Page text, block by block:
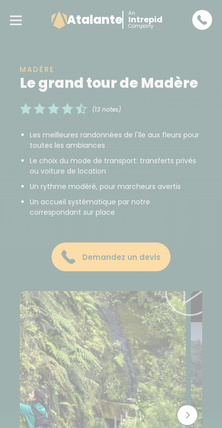
Atalante An
Intrepid
Company
MADÈRE
Le grand tour de Madère
(13 notes)
Les meilleures randonnées de l'île aux fleurs pour
toutes les ambiances
Le choix du mode de transport: transferts privés
ou voiture de location
Un rythme modéré, pour marcheurs avertis
Un accueil systématique par notre
correspondant sur place
Demandez un devis